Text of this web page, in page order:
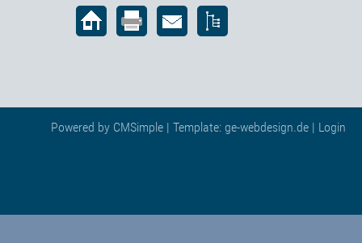
Powered by CMSimple | Template: ge-webdesign.de | Login